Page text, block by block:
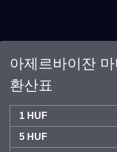
아제르바이잔
환산표
1 HUF
5 HUF